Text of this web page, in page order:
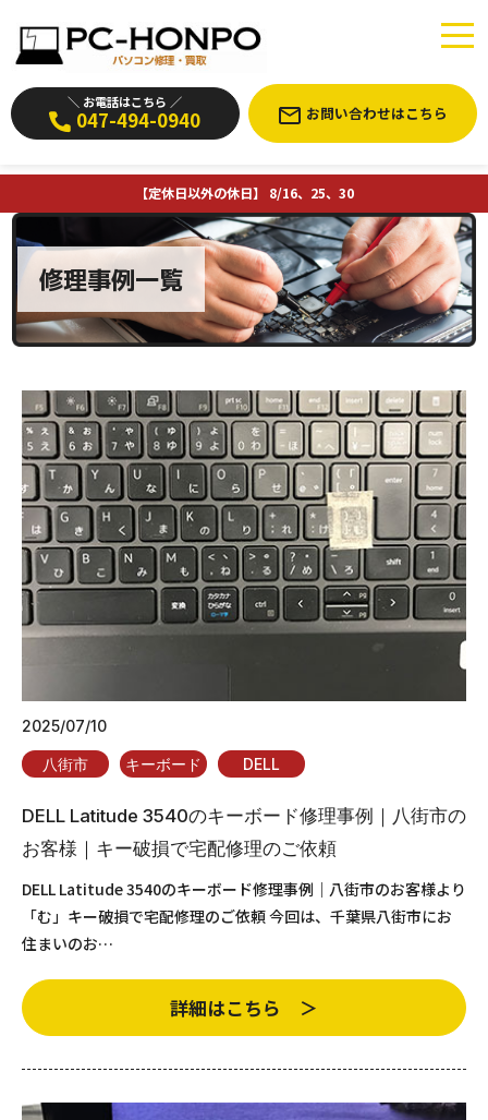
＼ お電話はこちら ／
047-494-0940 お問い合わせはこちら
【定休日以外の休日】 8/16、25、30
修理事例一覧
2025/07/10
八街市 キーボード DELL
DELL Latitude 3540のキーボード修理事例｜八街市の
お客様｜キー破損で宅配修理のご依頼
DELL Latitude 3540のキーボード修理事例｜八街市のお客様より
「む」キー破損で宅配修理のご依頼 今回は、千葉県八街市にお
住まいのお…
詳細はこちら ＞